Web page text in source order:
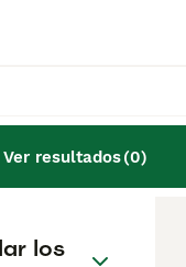
Ver resultados(0)
los